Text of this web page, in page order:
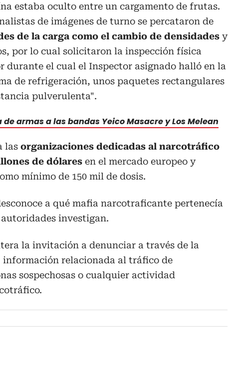
estaba oculto entre un cargamento de frutas.
de imágenes de turno se percataron de
de la carga como el cambio de densidades y
por lo cual solicitaron la inspección física
durante el cual el Inspector asignado halló en la
de refrigeración, unos paquetes rectangulares
pulverulenta".
armas a las bandas Yeico Masacre y Los Melean
las organizaciones dedicadas al narcotráfico
de dólares en el mercado europeo y
mínimo de 150 mil de dosis.
a qué mafia narcotraficante pertenecía
investigan.
la invitación a denunciar a través de la
información relacionada al tráfico de
sospechosas o cualquier actividad